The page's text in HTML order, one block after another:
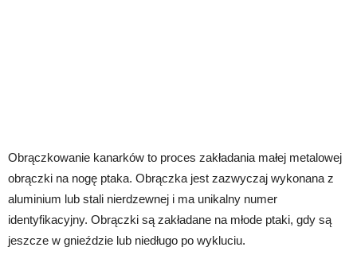
Obrączkowanie kanarków to proces zakładania małej metalowej
obrączki na nogę ptaka. Obrączka jest zazwyczaj wykonana z
aluminium lub stali nierdzewnej i ma unikalny numer
identyfikacyjny. Obrączki są zakładane na młode ptaki, gdy są
jeszcze w gnieździe lub niedługo po wykluciu.